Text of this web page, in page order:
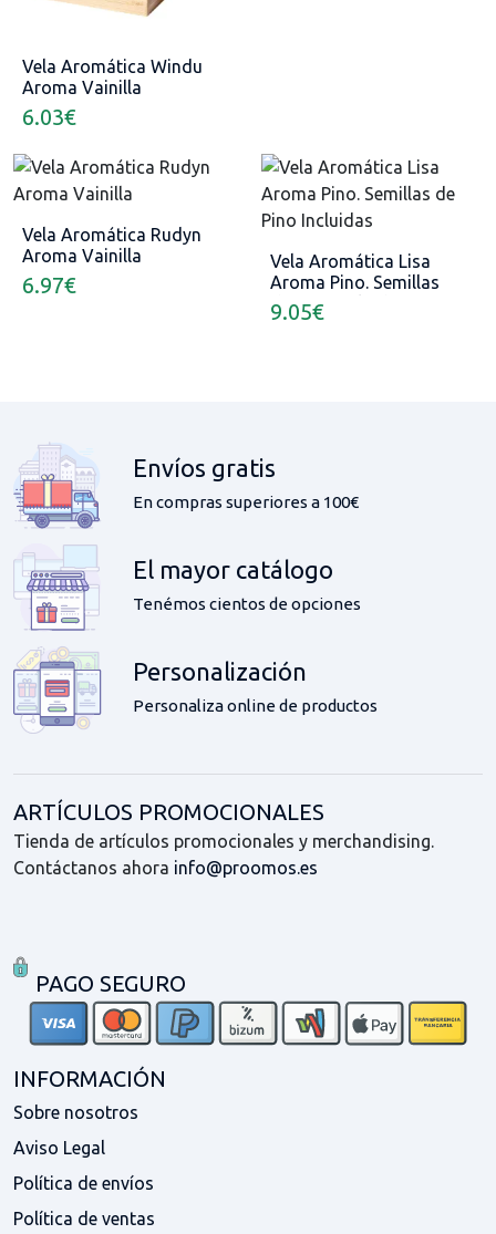
Vela Aromática Windu
Aroma Vainilla
6.03€
Vela Aromática Rudyn
Aroma Vainilla
6.97€
Vela Aromática Lisa
Aroma Pino. Semillas
de Pino Incluidas
9.05€
Envíos gratis
En compras superiores a 100€
El mayor catálogo
Tenémos cientos de opciones
Personalización
Personaliza online de productos
ARTÍCULOS PROMOCIONALES
Tienda de artículos promocionales y merchandising.
Contáctanos ahora info@proomos.es
PAGO SEGURO
INFORMACIÓN
Sobre nosotros
Aviso Legal
Política de envíos
Política de ventas